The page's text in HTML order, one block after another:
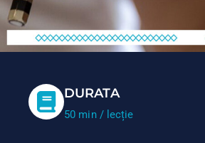
DURATA
50 min / lecție